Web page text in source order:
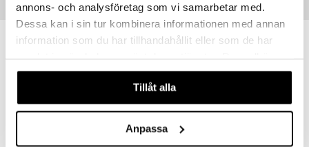
annons- och analysföretag som vi samarbetar med.
Dessa kan i sin tur kombinera informationen med annan
information som du har tillhandahållit eller som de har
våra cookies vid fortsatt användande av vår webbplats.
Tillåt alla
Anpassa
Vinkkejä sinulle